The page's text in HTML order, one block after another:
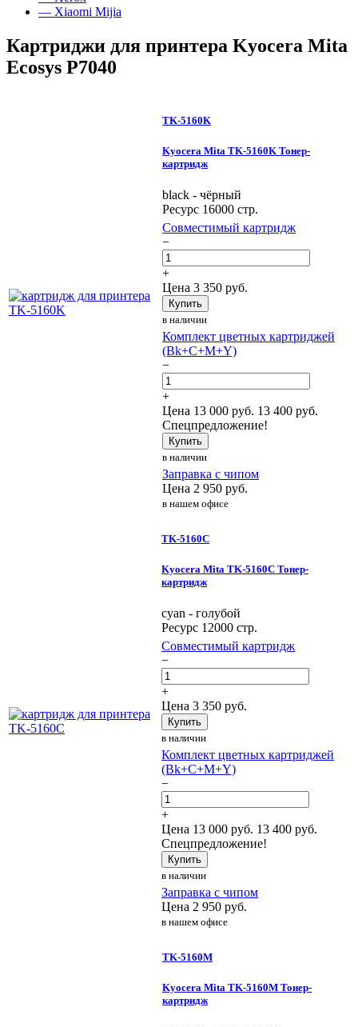
— Xiaomi Mijia
Картриджи для принтера Kyocera Mita
Ecosys P7040
TK-5160K
Kyocera Mita TK-5160K Тонер-
картридж
black - чёрный
Ресурс 16000 стр.
Совместимый картридж
−
+
Цена 3 350 руб.
Купить
в наличии
Комплект цветных картриджей
(Bk+C+M+Y)
−
+
Цена 13 000 руб. 13 400 руб.
Спецпредложение!
Купить
в наличии
Заправка с чипом
Цена 2 950 руб.
в нашем офисе
TK-5160C
Kyocera Mita TK-5160C Тонер-
картридж
cyan - голубой
Ресурс 12000 стр.
Совместимый картридж
−
+
Цена 3 350 руб.
Купить
в наличии
Комплект цветных картриджей
(Bk+C+M+Y)
−
+
Цена 13 000 руб. 13 400 руб.
Спецпредложение!
Купить
в наличии
Заправка с чипом
Цена 2 950 руб.
в нашем офисе
TK-5160M
Kyocera Mita TK-5160M Тонер-
картридж